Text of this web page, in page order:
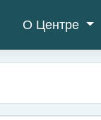
О Центре